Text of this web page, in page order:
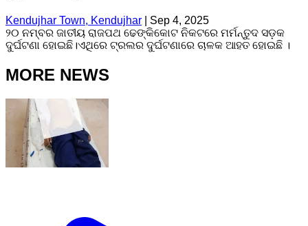
Kendujhar Town, Kendujhar
Sep 4, 2025
୨୦ ନମ୍ବର ଜାତୀୟ ରାଜପଥ ଢେଙ୍କିକୋଟ ନିକଟରେ ମର୍ମନ୍ତୁଦ ସଡ଼କ
ଦୁର୍ଘଟଣା ହୋଇଛି।ଏଥିରେ ଟ୍ରଲର ଦୁର୍ଘଟଣାରେ ଚାଳକ ଆହତ ହୋଇଛି ।
MORE NEWS